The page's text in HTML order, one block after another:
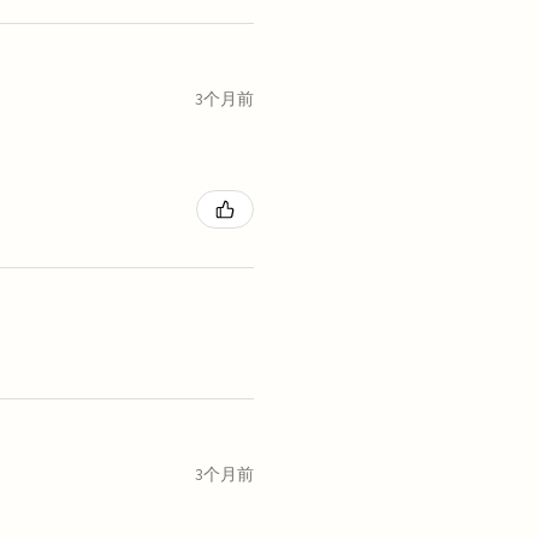
3个月前
3个月前